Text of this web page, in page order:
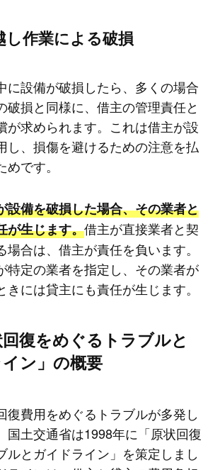
し作業による破損
に設備が破損したら、多くの場合
破損と同様に、借主の管理責任と
が求められます。これは借主が設
し、損傷を避けるための注意を払
です。
設備を破損した場合、その業者と
が生じます。借主が直接業者と契
合は、借主が責任を負います。
特定の業者を指定し、その業者が
には貸主にも責任が生じます。
回復をめぐるトラブルと
ン」の概要
復費用をめぐるトラブルが多発し
国土交通省は1998年に「原状回復
ルとガイドライン」を策定しまし